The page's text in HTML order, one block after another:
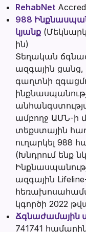
RehabNet
988
կյանք
ին)
Տեղական
ազգային
գաղտնի
ամբողջ ԱՄՆ-ի
տեքստային
ուղարկել 988
(Խնդրում ենք
ազգային
կգործի 2022
Ճգնաժամային
741741